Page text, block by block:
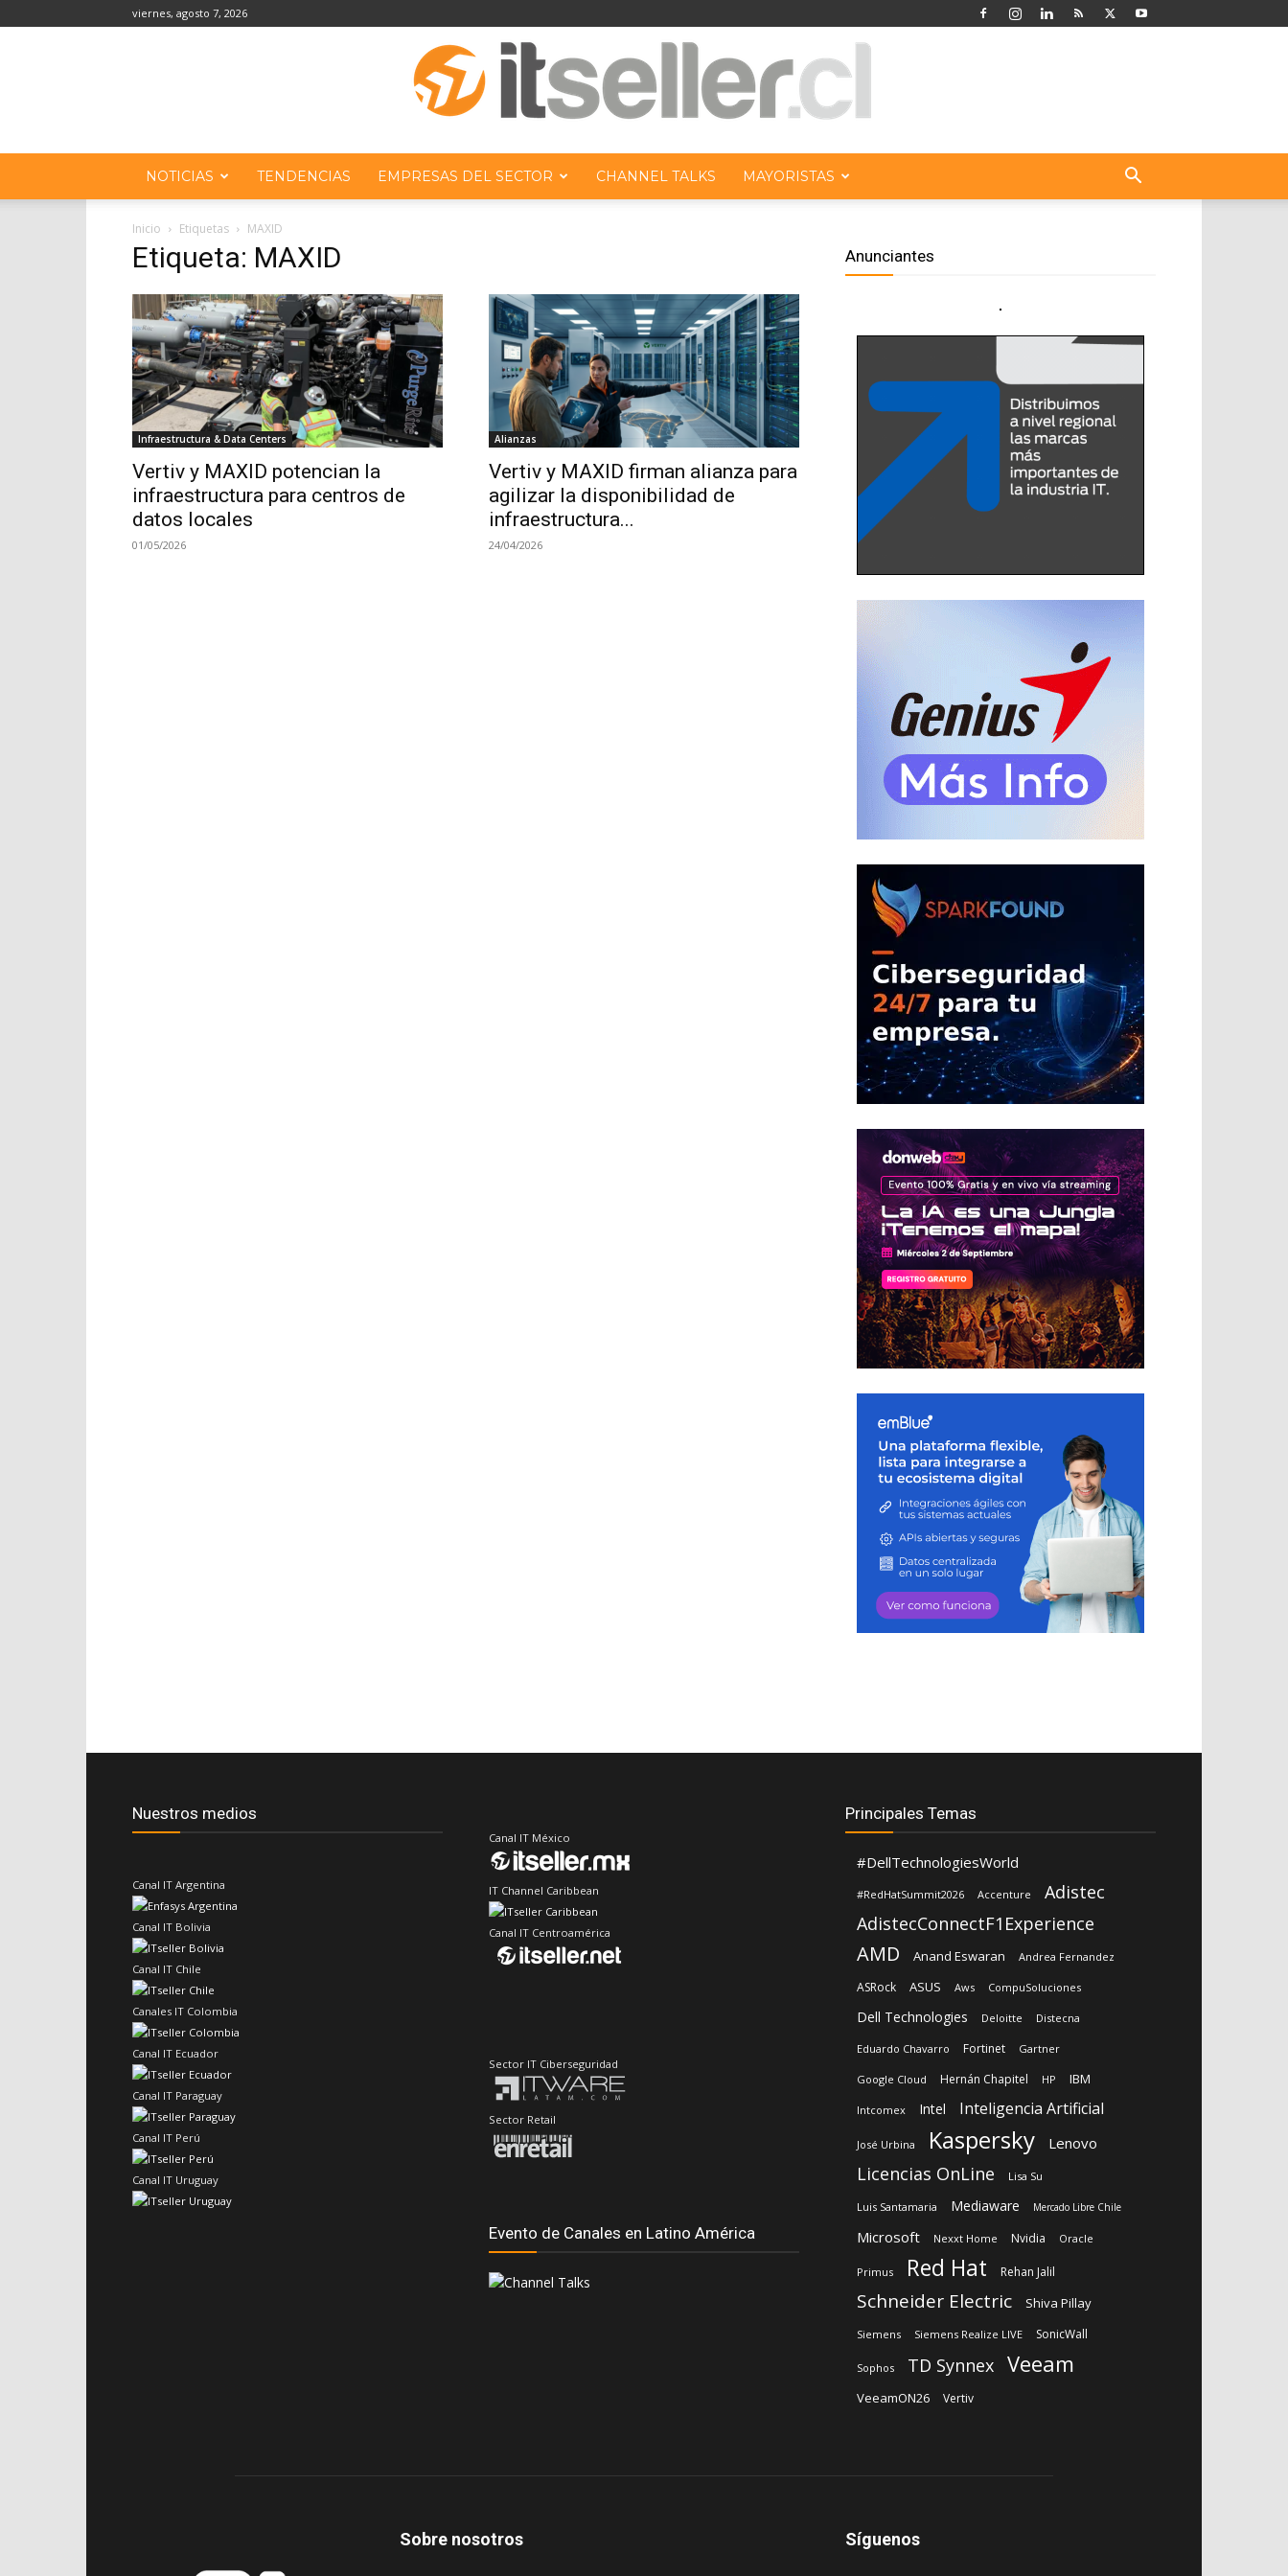
viernes, agosto 7, 2026
Chile
NOTICIAS TENDENCIAS EMPRESAS DEL SECTOR CHANNEL TALKS MAYORISTAS
Inicio Etiquetas MAXID
Etiqueta: MAXID
Infraestructura & Data Centers
Vertiv y MAXID potencian la
infraestructura para centros de
datos locales
01/05/2026
Alianzas
Vertiv y MAXID firman alianza para
agilizar la disponibilidad de
infraestructura...
24/04/2026
Anunciantes
Nuestros medios
Canal IT Argentina
Canal IT Bolivia
Canal IT Chile
Canales IT Colombia
Canal IT Ecuador
Canal IT Paraguay
Canal IT Perú
Canal IT Uruguay
Canal IT México
IT Channel Caribbean
Canal IT Centroamérica
Sector IT Ciberseguridad
Sector Retail
Evento de Canales en Latino América
Principales Temas
#DellTechnologiesWorld
#RedHatSummit2026 Accenture
Adistec
AdistecConnectF1Experience
AMD Anand Eswaran Andrea Fernandez
ASRock ASUS Aws CompuSoluciones
Dell Technologies Deloitte Distecna
Eduardo Chavarro Fortinet Gartner
Google Cloud Hernán Chapitel HP IBM
Intcomex Intel Inteligencia Artificial
José Urbina Kaspersky Lenovo
Licencias OnLine Lisa Su
Luis Santamaria Mediaware Mercado Libre Chile
Microsoft Nexxt Home Nvidia Oracle
Primus Red Hat Rehan Jalil
Schneider Electric Shiva Pillay
Siemens Siemens Realize LIVE SonicWall
Sophos TD Synnex Veeam
VeeamON26 Vertiv
Sobre nosotros Síguenos